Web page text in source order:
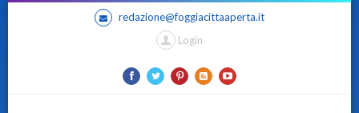
redazione@foggiacittaaperta.it
Login